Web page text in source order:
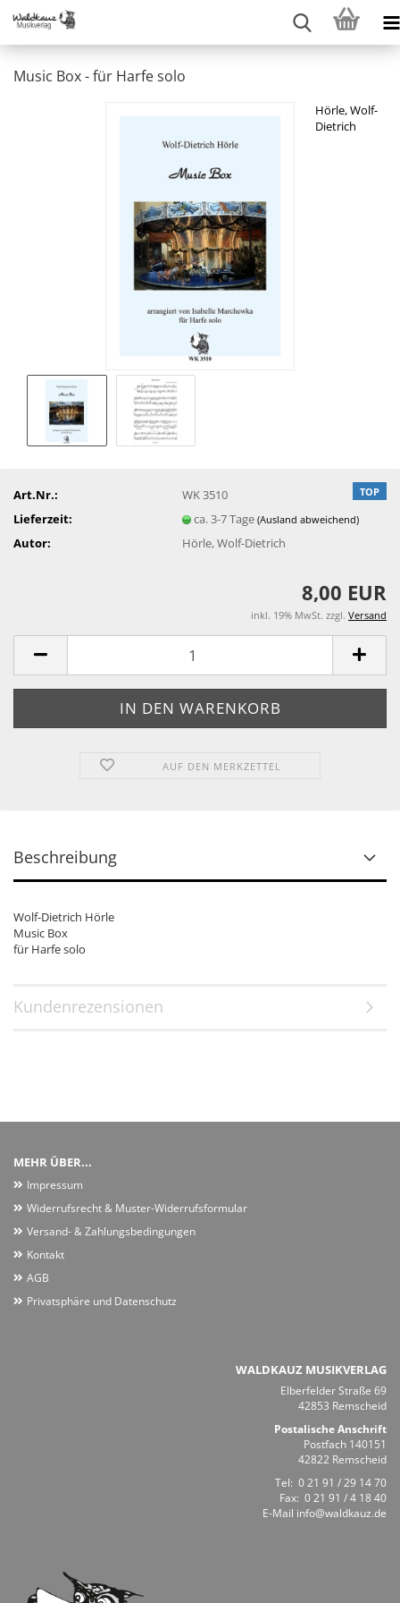
Music Box - für Harfe solo
Hörle, Wolf-
Dietrich
TOP
Art.Nr.:
WK 3510
Lieferzeit:
ca. 3-7 Tage(Ausland abweichend)
Autor: Hörle, Wolf-Dietrich
8,00 EUR
inkl. 19% MwSt. zzgl. Versand
AUF DEN MERKZETTEL
Beschreibung
Wolf-Dietrich Hörle
Music Box
für Harfe solo
Kundenrezensionen
MEHR ÜBER...
Impressum
Widerrufsrecht & Muster-Widerrufsformular
Versand- & Zahlungsbedingungen
Kontakt
AGB
Privatsphäre und Datenschutz
WALDKAUZ MUSIKVERLAG
Elberfelder Straße 69
42853 Remscheid
Postalische Anschrift
Postfach 140151
42822 Remscheid
Tel: 0 21 91 / 29 14 70
Fax: 0 21 91 / 4 18 40
E-Mail info@waldkauz.de